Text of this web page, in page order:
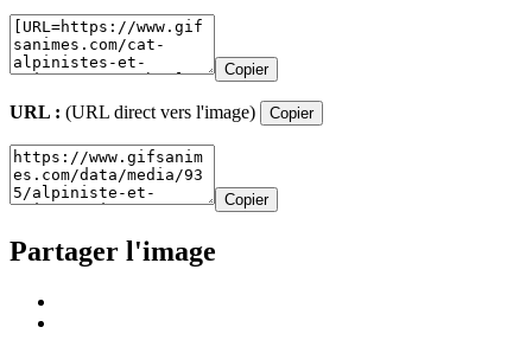
Copier
URL : (URL direct vers l'image) Copier
Copier
Partager l'image